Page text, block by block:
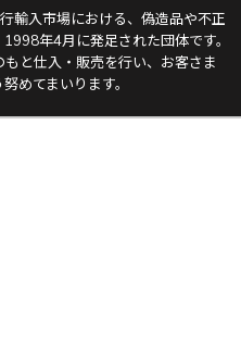
輸入市場における、偽造品や不正
年4月に発足された団体です。
と仕入・販売を行い、お客さま
めてまいります。